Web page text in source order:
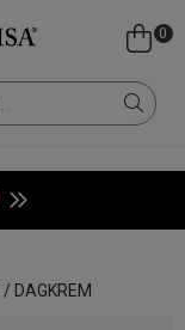
0
/ DAGKREM